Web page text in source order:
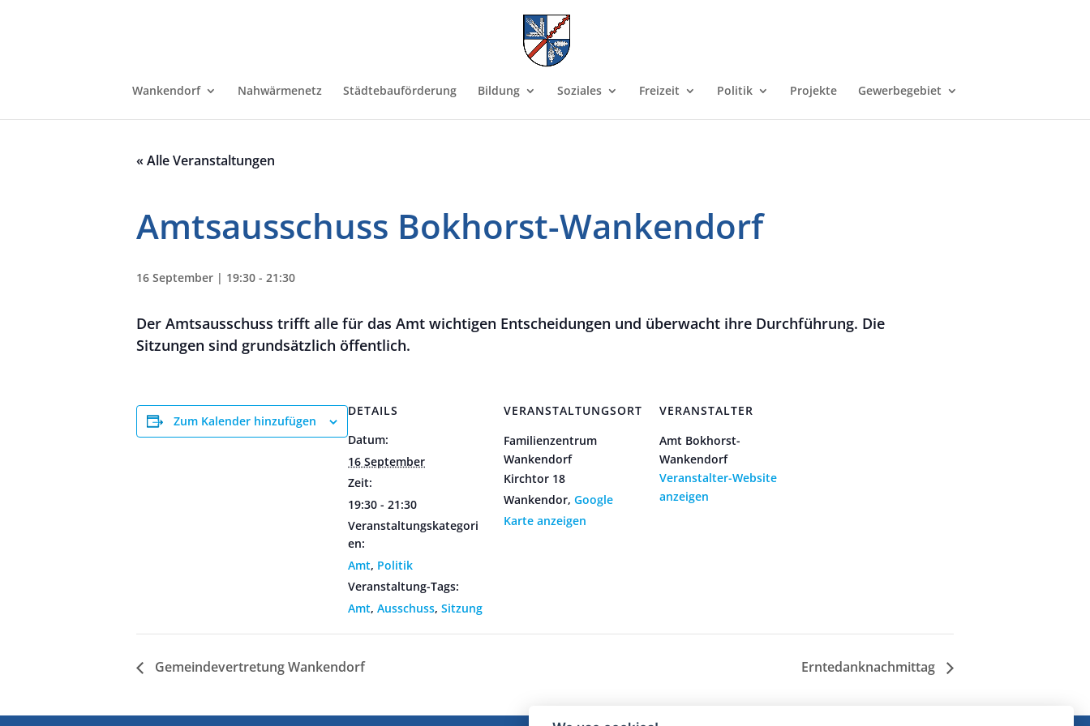
Wankendorf Nahwärmenetz Städtebauförderung Bildung Soziales Freizeit Politik Projekte Gewerbegebiet
« Alle Veranstaltungen
Amtsausschuss Bokhorst-Wankendorf
16 September | 19:30 - 21:30
Der Amtsausschuss trifft alle für das Amt wichtigen Entscheidungen und überwacht ihre Durchführung. Die
Sitzungen sind grundsätzlich öffentlich.
Zum Kalender hinzufügen
DETAILS
Datum:
16 September
Zeit:
19:30 - 21:30
Veranstaltungskategori
en:
Amt, Politik
Veranstaltung-Tags:
Amt, Ausschuss, Sitzung
VERANSTALTUNGSORT
Familienzentrum
Wankendorf
Kirchtor 18
Wankendor, Google
Karte anzeigen
VERANSTALTER
Amt Bokhorst-
Wankendorf
Veranstalter-Website
anzeigen
Gemeindevertretung Wankendorf Erntedanknachmittag